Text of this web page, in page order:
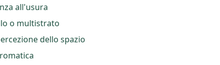
all'usura
o multistrato
dello spazio